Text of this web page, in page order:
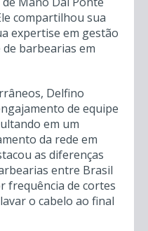
Mano Dal Ponte
compartilhou sua
expertise em gestão
barbearias em
Delfino
de equipe
em um
da rede em
as diferenças
entre Brasil
frequência de cortes
o cabelo ao final